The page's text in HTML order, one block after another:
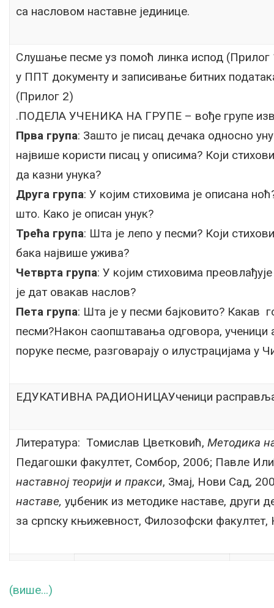
са насловом наставне јединице.
Слушање песме уз помоћ линка испод
у ППТ документу и записивање битних
(Прилог 2)
.ПОДЕЛА УЧЕНИКА НА ГРУПЕ – вође групе
Прва група: За­што је пи­сац де­ча­ка односно
нај­ви­ше ко­ри­сти пи­сац у опи­си­ма? Ко­ји
да ка­зни уну­ка?
Друга група: У ко­јим сти­хо­ви­ма је опи­са­на
што. Ка­ко је опи­сан унук?
Трећа група: Шта је ле­по у пе­сми? Ко­ји
ба­ка нај­ви­ше ужи­ва?
Четврта група: У ко­јим сти­хо­ви­ма
је дат ова­кав на­слов?
Пета група: Шта је у песми бајковито? Какав
песми?Након саопштавања одговора, ученици
поруке песме, разговарају о илустрацијама у
ЕДУКАТИВНА РАДИОНИЦАУченици
Литература: Томислав Цветковић, Методика
Педагошки факултет, Сомбор, 2006; Павле
наставној теорији и пракси, Змај, Нови Сад,
наставе, уџбеник из методике наставе, други
за српску књижевност, Филозофски
(више…)